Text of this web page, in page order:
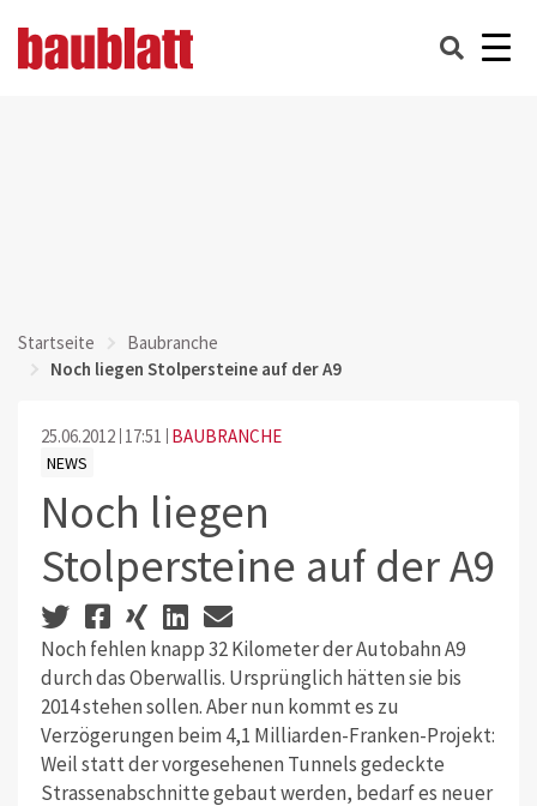
Startseite
Baubranche
Noch liegen Stolpersteine auf der A9
25.06.2012 17:51 BAUBRANCHE
NEWS
Noch liegen
Stolpersteine auf der A9
Noch fehlen knapp 32 Kilometer der Autobahn A9
durch das Oberwallis. Ursprünglich hätten sie bis
2014 stehen sollen. Aber nun kommt es zu
Verzögerungen beim 4,1 Milliarden-Franken-Projekt:
Weil statt der vorgesehenen Tunnels gedeckte
Strassenabschnitte gebaut werden, bedarf es neuer